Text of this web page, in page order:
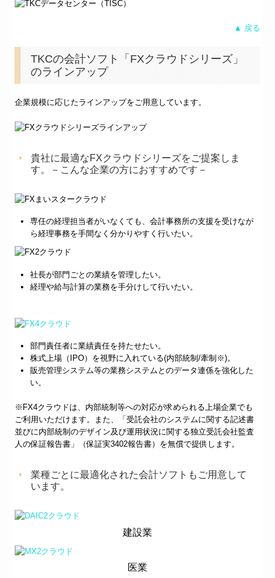
▲ 戻る
TKCの会計ソフト「FXクラウドシリーズ」
のラインアップ
企業規模に応じたラインアップをご⽤意しています。
貴社に最適なFXクラウドシリーズをご提案しま
す。－こんな企業の方におすすめです－
専任の経理担当者がいなくても、会計事務所の支援を受けなが
ら経理事務を手間なく分かりやすく行いたい。
社長が部門ごとの業績を管理したい。
経理や給与計算の業務を手分けして行いたい。
部門責任者に業績責任を持たせたい。
株式上場（IPO）を視野に入れている(内部統制/牽制※)。
販売管理システム等の業務システムとのデータ連係を強化した
い。
※FX4クラウドは、内部統制等への対応が求められる上場企業でも
ご利用いただけます。また、「受託会社のシステムに関する記述書
並びに内部統制のデザイン及び運用状況に関する独立受託会社監査
人の保証報告書」（保証実3402報告書）を無償で提供します。
業種ごとに最適化された会計ソフトもご用意して
います。
建設業
医業